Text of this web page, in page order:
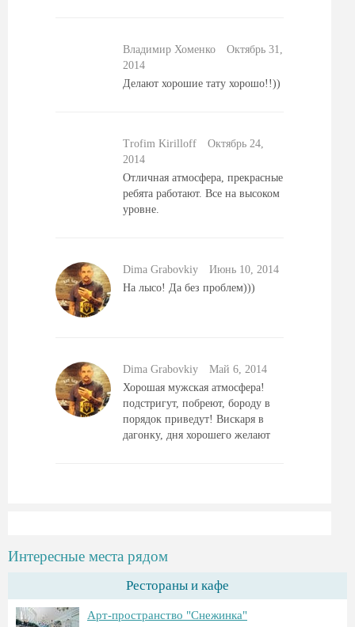
Владимир Хоменко
Октябрь 31,
2014
Делают хорошие тату хорошо!!))
Trofim Kirilloff
Октябрь 24,
2014
Отличная атмосфера, прекрасные
ребята работают. Все на высоком
уровне.
Dima Grabovkiy
Июнь 10, 2014
На лысо! Да без проблем)))
Dima Grabovkiy
Май 6, 2014
Хорошая мужская атмосфера!
подстригут, побреют, бороду в
порядок приведут! Вискаря в
дагонку, дня хорошего желают
Интересные места рядом
Рестораны и кафе
Арт-пространство "Снежинка"